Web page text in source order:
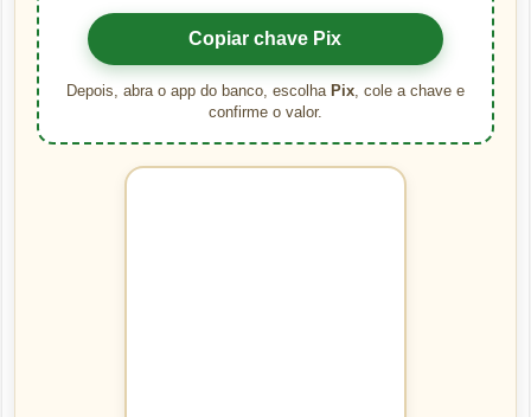
Copiar chave Pix
Depois, abra o app do banco, escolha Pix, cole a chave e
confirme o valor.